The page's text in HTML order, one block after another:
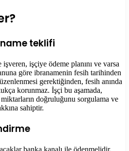
teklifi
işçiye ödeme planını ve varsa
göre ibranamenin fesih tarihinden
gerektiğinden, fesih anında
korunmaz. İşçi bu aşamada,
doğruluğunu sorgulama ve
sahiptir.
banka kanalı ile ödenmelidir.